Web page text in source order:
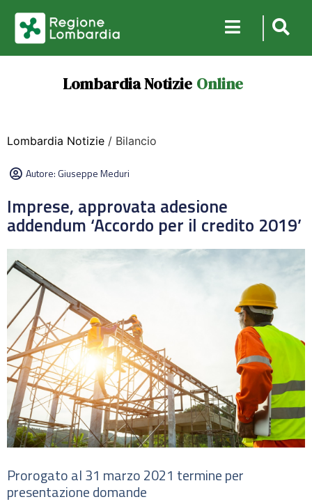
Lombardia Notizie Online
Lombardia Notizie / Bilancio
Autore:Giuseppe Meduri
Imprese, approvata adesione
addendum ‘Accordo per il credito 2019’
Prorogato al 31 marzo 2021 termine per
presentazione domande